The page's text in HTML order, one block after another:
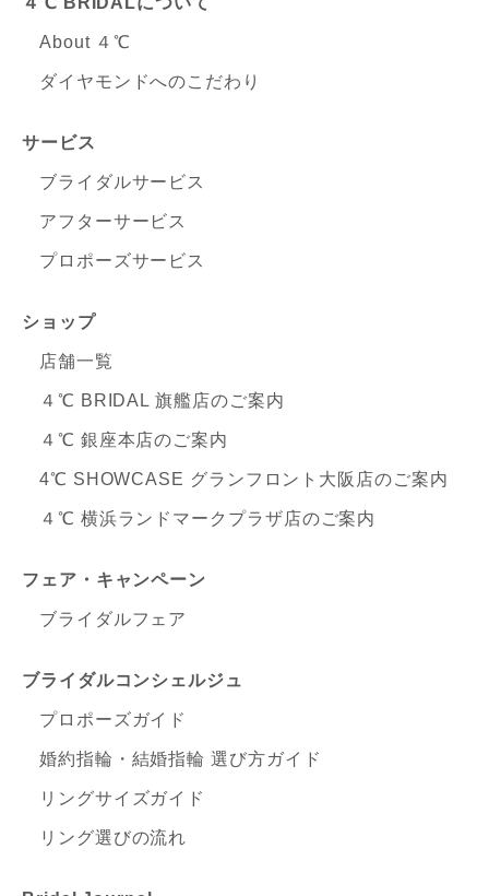
About ４℃
ダイヤモンドへのこだわり
サービス
ブライダルサービス
アフターサービス
プロポーズサービス
ショップ
店舗一覧
４℃ BRIDAL 旗艦店のご案内
４℃ 銀座本店のご案内
4℃ SHOWCASE グランフロント大阪店のご案内
４℃ 横浜ランドマークプラザ店のご案内
フェア・キャンペーン
ブライダルフェア
ブライダルコンシェルジュ
プロポーズガイド
婚約指輪・結婚指輪 選び方ガイド
リングサイズガイド
リング選びの流れ